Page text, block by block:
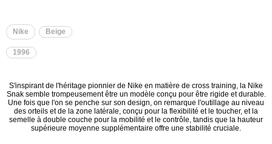
Nike Beige
1996
S'inspirant de l'héritage pionnier de Nike en matière de cross training, la Nike
Snak semble trompeusement être un modèle conçu pour être rigide et durable.
Une fois que l'on se penche sur son design, on remarque l'outillage au niveau
des orteils et de la zone latérale, conçu pour la flexibilité et le toucher, et la
semelle à double couche pour la mobilité et le contrôle, tandis que la hauteur
supérieure moyenne supplémentaire offre une stabilité cruciale.